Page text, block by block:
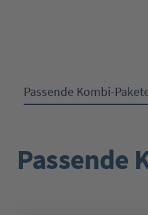
Passende Kombi-
Produktgalerie
Passende